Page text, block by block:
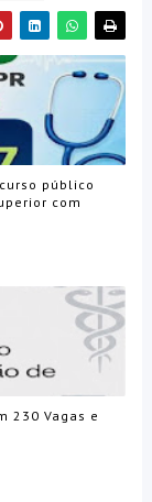
público
com
230 Vagas e